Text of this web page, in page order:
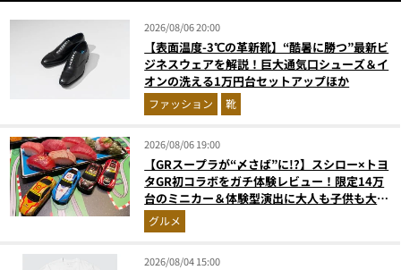
2026/08/06 20:00
【表面温度-3℃の革新靴】“酷暑に勝つ”最新ビ
ジネスウェアを解説！巨大通気口シューズ＆イ
オンの洗える1万円台セットアップほか
ファッション 靴
2026/08/06 19:00
【GRスープラが“〆さば”に!?】スシロー×トヨ
タGR初コラボをガチ体験レビュー！限定14万
台のミニカー＆体験型演出に大人も子供も大興
奮間違いなし
グルメ
2026/08/04 15:00